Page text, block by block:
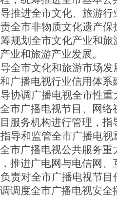
导推进全市文化、旅游
责全市非物质文化遗产
筹规划全市文化产业和
业和旅游产业发展。
导全市文化和旅游市场
广播电视行业信用体
导协调广播电视全市性
市广播电视节目、网
服务机构进行管理，
指导和监管全市广播电
市广播电视公共服务
推进广电网与电信网
负责对全市广播电视节
调度全市广播电视安